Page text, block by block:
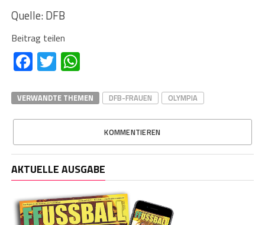
Quelle: DFB
Beitrag teilen
Facebook
TwitterWhatsApp
VERWANDTE THEMEN DFB-FRAUEN OLYMPIA
KOMMENTIEREN
AKTUELLE AUSGABE